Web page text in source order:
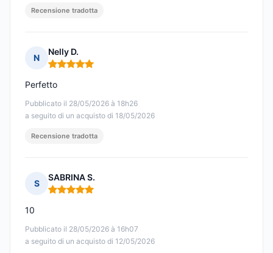
Recensione tradotta
N
Nelly D.
Nota: 5 su 5
Pubblicato il 28/05/2026 à 18h26
a seguito di un acquisto di 18/05/2026
Perfetto
Recensione tradotta
S
SABRINA S.
Nota: 5 su 5
Pubblicato il 28/05/2026 à 16h07
a seguito di un acquisto di 12/05/2026
10